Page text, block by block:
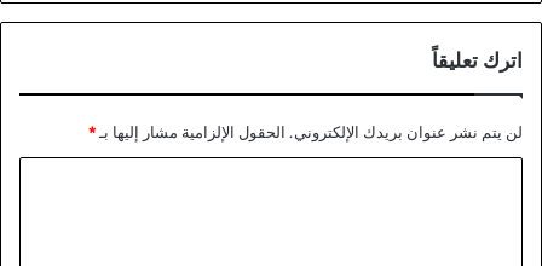
اترك تعليقاً
لن يتم نشر عنوان بريدك الإلكتروني. الحقول الإلزامية مشار إليها بـ*